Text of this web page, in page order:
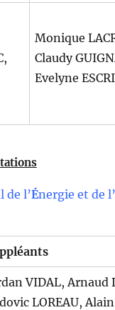
Monique
Claudy
Evelyne
de l’Énergie et de
VIDAL, Arnaud
LOREAU, Alain